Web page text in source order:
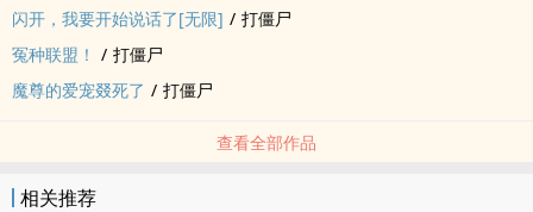
闪开，我要开始说话了[无限] / 打僵尸
冤种联盟！ / 打僵尸
魔尊的爱宠叕死了 / 打僵尸
查看全部作品
相关推荐